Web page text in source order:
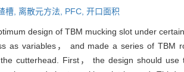
槽, 离散元方法, PFC, 开口面积
design of TBM mucking slot under
as variables， and made a series of TBM
cutterhead. First， the design should